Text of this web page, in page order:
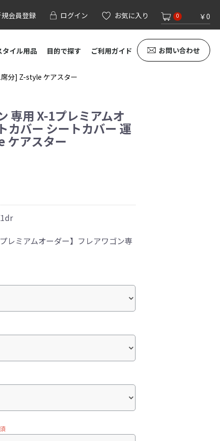
会員登録 ログイン お気に入り 0 ￥0
タイル用品 目的で探す ご利用ガイド お問い合わせ
分] Z-style ケアスター
専用 X-1プレミアムオ
カバー シートカバー 運
ケアスター
レミアムオーダー】フレアワゴン専